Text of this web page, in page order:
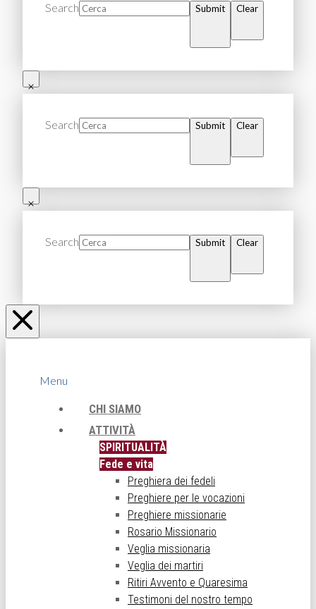
Search Submit Clear
Search Submit Clear
Search Submit Clear
Menu
CHI SIAMO
ATTIVITÀ
SPIRITUALITÀ
Fede e vita
Preghiera dei fedeli
Preghiere per le vocazioni
Preghiere missionarie
Rosario Missionario
Veglia missionaria
Veglia dei martiri
Ritiri Avvento e Quaresima
Testimoni del nostro tempo